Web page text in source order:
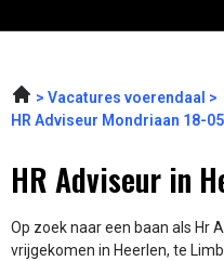
Vacatures voerendaal
HR Adviseur Mondriaan 18-
HR Adviseur in
Op zoek naar een baan als Hr
vrijgekomen in Heerlen, te